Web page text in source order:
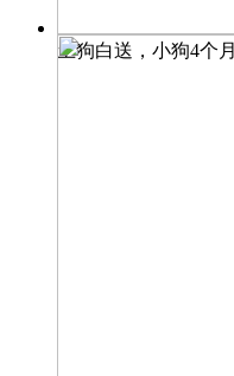
土狗白送，小狗4个月